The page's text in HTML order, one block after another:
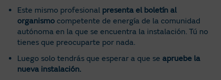
Este mismo profesional presenta el boletín al
organismo competente de energía de la comunidad
autónoma en la que se encuentra la instalación. Tú no
tienes que preocuparte por nada.
Luego solo tendrás que esperar a que se apruebe la
nueva instalación.